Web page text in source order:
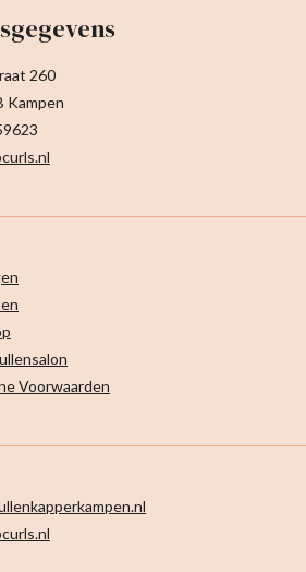
260
Kampen
Voorwaarden